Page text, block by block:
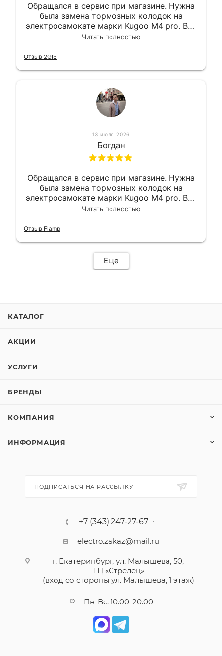
Обращался в сервис при магазине. Нужна
была замена тормозных колодок на
электросамокате марки Kugoo M4 pro. Всё
сделали в лучшем виде и в максимально
гарантии, поэтому и обратился в этот
Читать полностью
Отзыв 2GIS
13 июля 2026
Богдан
Обращался в сервис при магазине. Нужна
была замена тормозных колодок на
электросамокате марки Kugoo M4 pro. Всё
сделали в лучшем виде и в максимально
гарантии, поэтому и обратился в этот
Читать полностью
Отзыв Flamp
Еще
КАТАЛОГ
АКЦИИ
УСЛУГИ
БРЕНДЫ
КОМПАНИЯ
ИНФОРМАЦИЯ
ПОДПИСАТЬСЯ НА РАССЫЛКУ
+7 (343) 247-27-67
electro.zakaz@mail.ru
г. Екатеринбург, ул. Малышева, 50,
ТЦ «Стрелец»
(вход со стороны ул. Малышева, 1 этаж)
Пн-Вс: 10.00-20.00